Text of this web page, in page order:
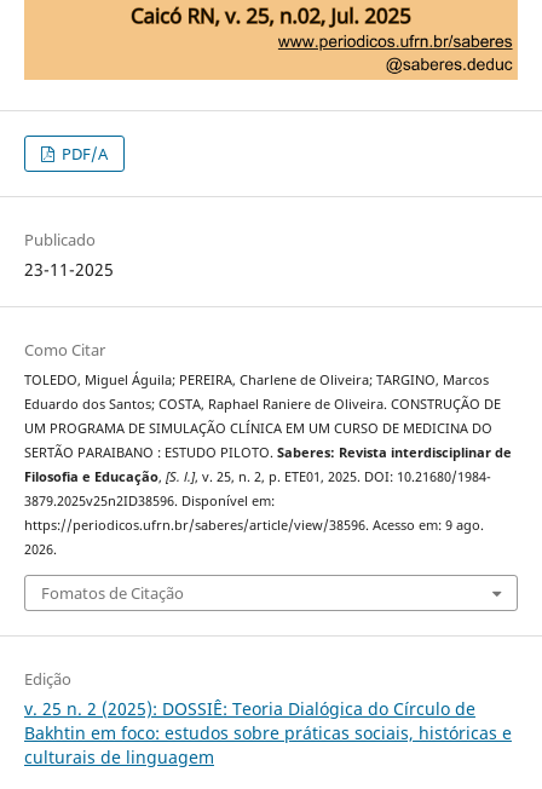
PDF/A
Publicado
23-11-2025
Como Citar
TOLEDO, Miguel Águila; PEREIRA, Charlene de Oliveira; TARGINO, Marcos
Eduardo dos Santos; COSTA, Raphael Raniere de Oliveira. CONSTRUÇÃO DE
UM PROGRAMA DE SIMULAÇÃO CLÍNICA EM UM CURSO DE MEDICINA DO
SERTÃO PARAIBANO : ESTUDO PILOTO. Saberes: Revista interdisciplinar de
Filosofia e Educação, [S. l.], v. 25, n. 2, p. ETE01, 2025. DOI: 10.21680/1984-
3879.2025v25n2ID38596. Disponível em:
https://periodicos.ufrn.br/saberes/article/view/38596. Acesso em: 9 ago.
2026.
Fomatos de Citação
Edição
v. 25 n. 2 (2025): DOSSIÊ: Teoria Dialógica do Círculo de
Bakhtin em foco: estudos sobre práticas sociais, históricas e
culturais de linguagem